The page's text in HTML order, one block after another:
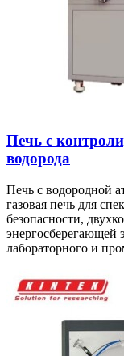
Печь с
водорода
Печь с водородной
газовая печь для
безопасности,
энергосберегающей
лабораторного и